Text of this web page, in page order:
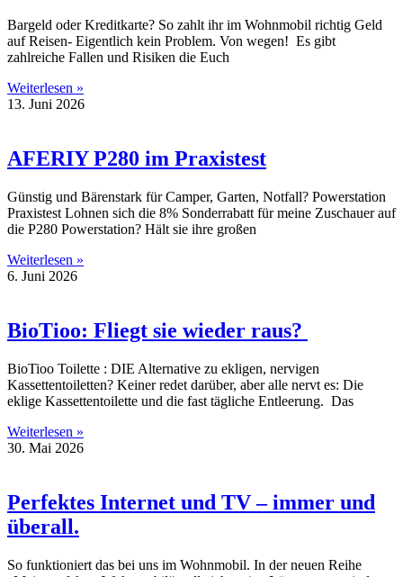
Bargeld oder Kreditkarte? So zahlt ihr im Wohnmobil richtig Geld
auf Reisen- Eigentlich kein Problem. Von wegen! Es gibt
zahlreiche Fallen und Risiken die Euch
Weiterlesen »
13. Juni 2026
AFERIY P280 im Praxistest
Günstig und Bärenstark für Camper, Garten, Notfall? Powerstation
Praxistest Lohnen sich die 8% Sonderrabatt für meine Zuschauer auf
die P280 Powerstation? Hält sie ihre großen
Weiterlesen »
6. Juni 2026
BioTioo: Fliegt sie wieder raus?
BioTioo Toilette : DIE Alternative zu ekligen, nervigen
Kassettentoiletten? Keiner redet darüber, aber alle nervt es: Die
eklige Kassettentoilette und die fast tägliche Entleerung. Das
Weiterlesen »
30. Mai 2026
Perfektes Internet und TV – immer und
überall.
So funktioniert das bei uns im Wohnmobil. In der neuen Reihe